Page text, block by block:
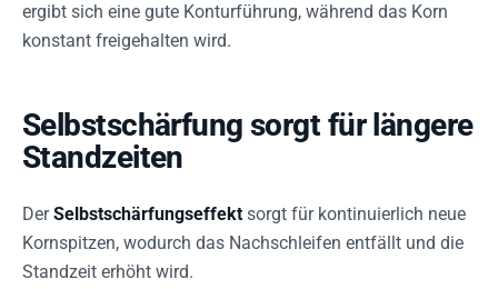
ergibt sich eine gute Konturführung, während das Korn
konstant freigehalten wird.
Selbstschärfung sorgt für längere
Standzeiten
DerSelbstschärfungseffekt sorgt für kontinuierlich neue
Kornspitzen, wodurch das Nachschleifen entfällt und die
Standzeit erhöht wird.